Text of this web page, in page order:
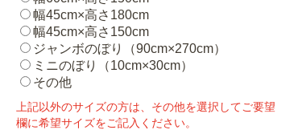
幅45cm×高さ180cm
幅45cm×高さ150cm
ジャンボのぼり（90cm×270cm）
ミニのぼり（10cm×30cm）
その他
上記以外のサイズの方は、その他を選択してご要望
欄に希望サイズをご記入ください。